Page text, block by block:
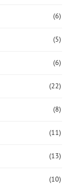
(6)
(5)
(6)
(22)
(8)
(11)
(13)
(10)